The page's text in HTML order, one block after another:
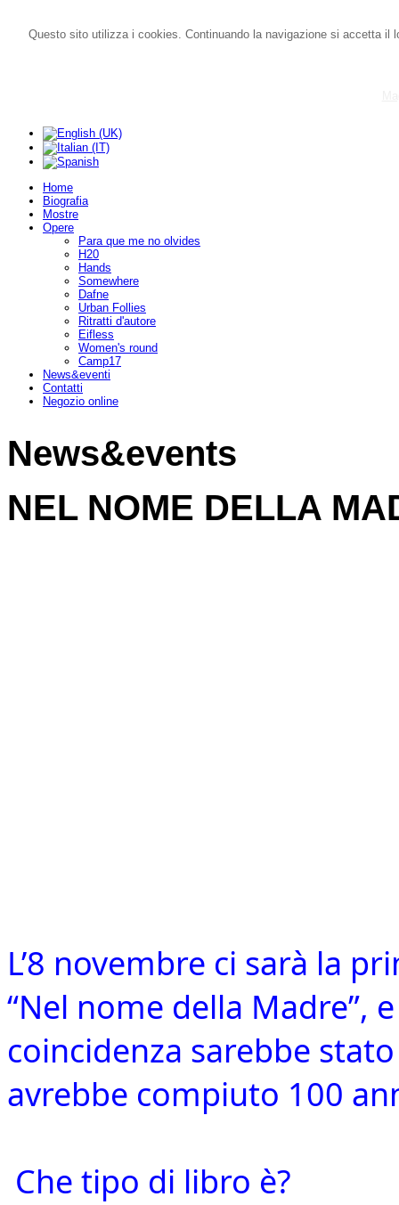
Questo sito utilizza i cookies. Continuando la navigazione si accetta
Home
Biografia
Mostre
Opere
Para que me no olvides
H20
Hands
Somewhere
Dafne
Urban Follies
Ritratti d'autore
Eifless
Women's round
Camp17
News&eventi
Contatti
Negozio online
News&events
NEL NOME DELLA
L’8 novembre ci sarà la
“Nel nome della Madre”,
coincidenza sarebbe
avrebbe compiuto 100
Che tipo di libro è?